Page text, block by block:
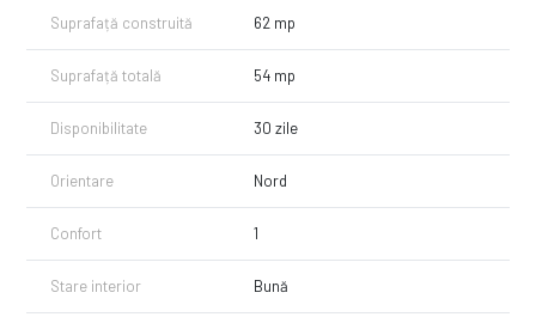
Suprafață construită 62 mp
Suprafață totală 54 mp
Disponibilitate 30 zile
Orientare Nord
Confort 1
Stare interior Bună